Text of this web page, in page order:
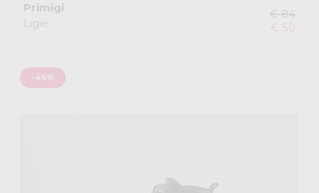
Primigi
Ligie
€ 84
€ 50
-44%